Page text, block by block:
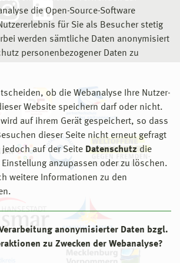
die Open-Source-Software
für Sie als Besucher stetig
werden sämtliche Daten anonymisiert
personenbezogener Daten zu
ob die Webanalyse Ihre Nutzer-
Website speichern darf oder nicht.
auf ihrem Gerät gespeichert, so dass
dieser Seite nicht erneut gefragt
auf der Seite Datenschutz die
anzupassen oder zu löschen.
weitere Informationen zu den
anonymisierter Daten bzgl.
zu Zwecken der Webanalyse?